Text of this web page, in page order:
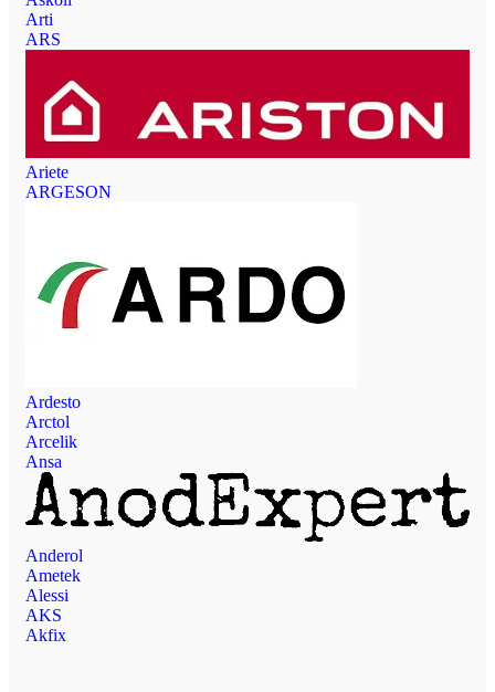
Arti
ARS
Ariete
ARGESON
Ardesto
Arctol
Arcelik
Ansa
Anderol
Ametek
Alessi
AKS
Akfix